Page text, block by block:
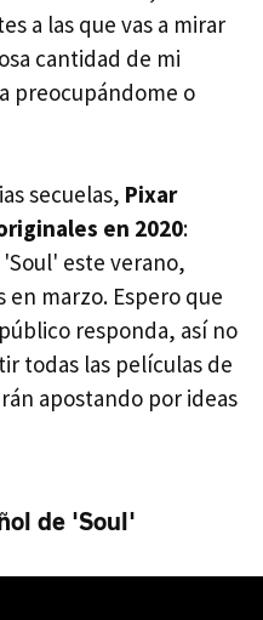
a las que vas a mirar
cantidad de mi
preocupándome o
secuelas, Pixar
en 2020:
este verano,
en marzo. Espero que
responda, así no
todas las películas de
apostando por ideas
de 'Soul'